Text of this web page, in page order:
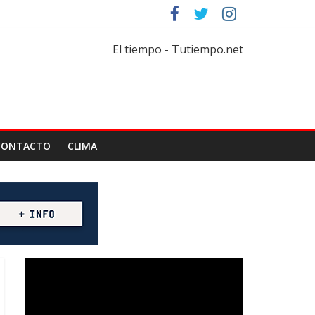
El tiempo - Tutiempo.net
CLIMA